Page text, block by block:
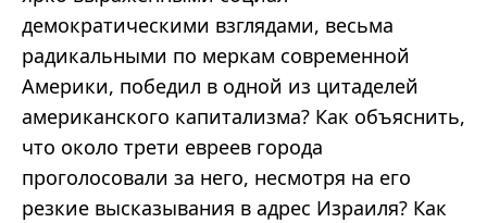
демократическими взглядами, весьма
радикальными по меркам современной
Америки, победил в одной из цитаделей
американского капитализма? Как объяснить,
что около трети евреев города
проголосовали за него, несмотря на его
резкие высказывания в адрес Израиля? Как